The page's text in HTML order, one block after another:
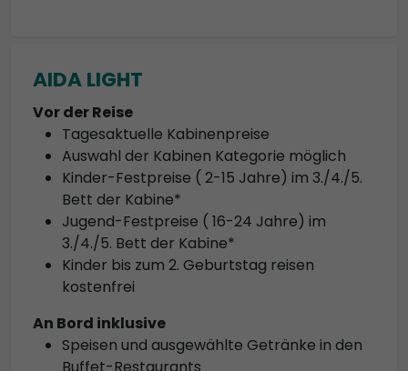
AIDA LIGHT
Vor der Reise
Tagesaktuelle Kabinenpreise
Auswahl der Kabinen Kategorie möglich
Kinder-Festpreise ( 2-15 Jahre) im 3./4./5.
Bett der Kabine*
Jugend-Festpreise ( 16-24 Jahre) im
3./4./5. Bett der Kabine*
Kinder bis zum 2. Geburtstag reisen
kostenfrei
An Bord inklusive
Speisen und ausgewählte Getränke in den